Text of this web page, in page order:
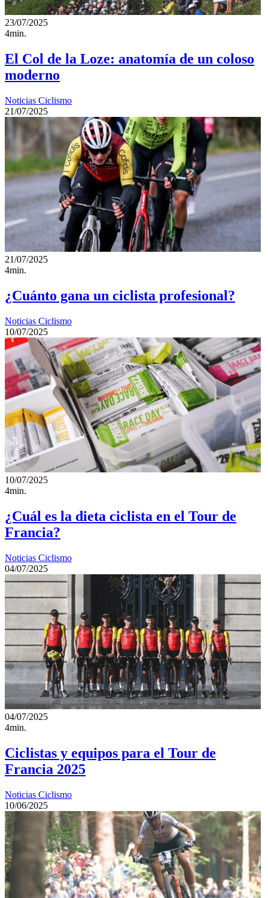
23/07/2025
4min.
El Col de la Loze: anatomía de un coloso
moderno
Noticias Ciclismo
21/07/2025
21/07/2025
4min.
¿Cuánto gana un ciclista profesional?
Noticias Ciclismo
10/07/2025
10/07/2025
4min.
¿Cuál es la dieta ciclista en el Tour de
Francia?
Noticias Ciclismo
04/07/2025
04/07/2025
4min.
Ciclistas y equipos para el Tour de
Francia 2025
Noticias Ciclismo
10/06/2025